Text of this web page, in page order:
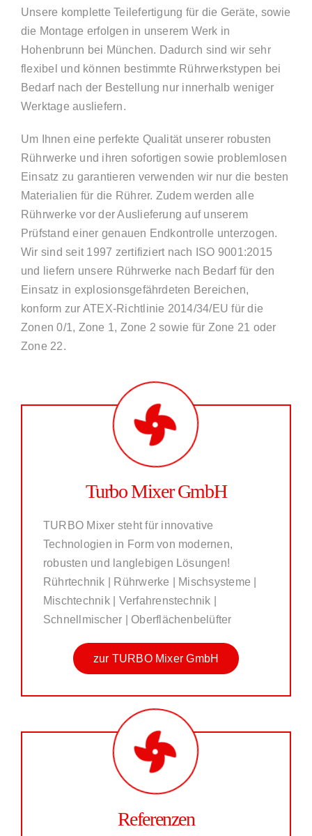
Unsere komplette Teilefertigung für die Geräte, sowie
die Montage erfolgen in unserem Werk in
Hohenbrunn bei München. Dadurch sind wir sehr
flexibel und können bestimmte Rührwerkstypen bei
Bedarf nach der Bestellung nur innerhalb weniger
Werktage ausliefern.
Um Ihnen eine perfekte Qualität unserer robusten
Rührwerke und ihren sofortigen sowie problemlosen
Einsatz zu garantieren verwenden wir nur die besten
Materialien für die Rührer. Zudem werden alle
Rührwerke vor der Auslieferung auf unserem
Prüfstand einer genauen Endkontrolle unterzogen.
Wir sind seit 1997 zertifiziert nach ISO 9001:2015
und liefern unsere Rührwerke nach Bedarf für den
Einsatz in explosionsgefährdeten Bereichen,
konform zur ATEX-Richtlinie 2014/34/EU für die
Zonen 0/1, Zone 1, Zone 2 sowie für Zone 21 oder
Zone 22.
Turbo Mixer GmbH
TURBO Mixer steht für innovative
Technologien in Form von modernen,
robusten und langlebigen Lösungen!
Rührtechnik | Rührwerke | Mischsysteme |
Mischtechnik | Verfahrenstechnik |
Schnellmischer | Oberflächenbelüfter
zur TURBO Mixer GmbH
Referenzen